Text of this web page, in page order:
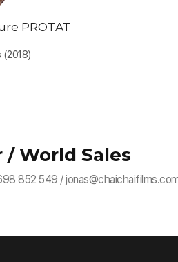
PROTAT
World Sales
852 549 /